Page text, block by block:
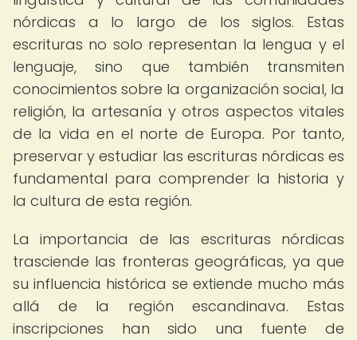
nórdicas a lo largo de los siglos. Estas
escrituras no solo representan la lengua y el
lenguaje, sino que también transmiten
conocimientos sobre la organización social, la
religión, la artesanía y otros aspectos vitales
de la vida en el norte de Europa. Por tanto,
preservar y estudiar las escrituras nórdicas es
fundamental para comprender la historia y
la cultura de esta región.
La importancia de las escrituras nórdicas
trasciende las fronteras geográficas, ya que
su influencia histórica se extiende mucho más
allá de la región escandinava. Estas
inscripciones han sido una fuente de